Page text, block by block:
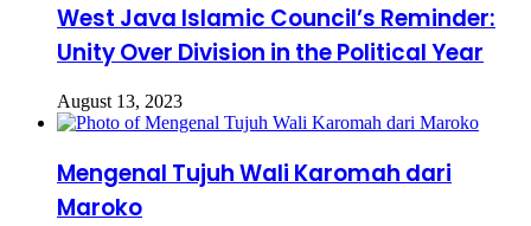
West Java Islamic Council’s Reminder:
Unity Over Division in the Political Year
August 13, 2023
Mengenal Tujuh Wali Karomah dari
Maroko